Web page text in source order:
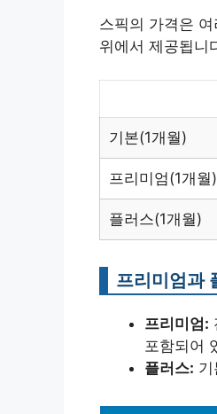
스픽의 가격은
위에서 제공됩니
기본(1개월)
프리미엄(1개월)
플러스(1개월)
프리미엄과
프리미엄:
포함되어
플러스: